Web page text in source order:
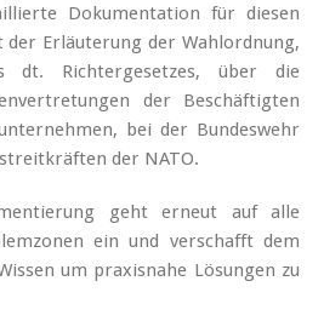
Dokumentation für diesen
Erläuterung der Wahlordnung,
dt. Richtergesetzes, über die
der Beschäftigten
bei der Bundeswehr
der NATO.
geht erneut auf alle
ein und verschafft dem
um praxisnahe Lösungen zu